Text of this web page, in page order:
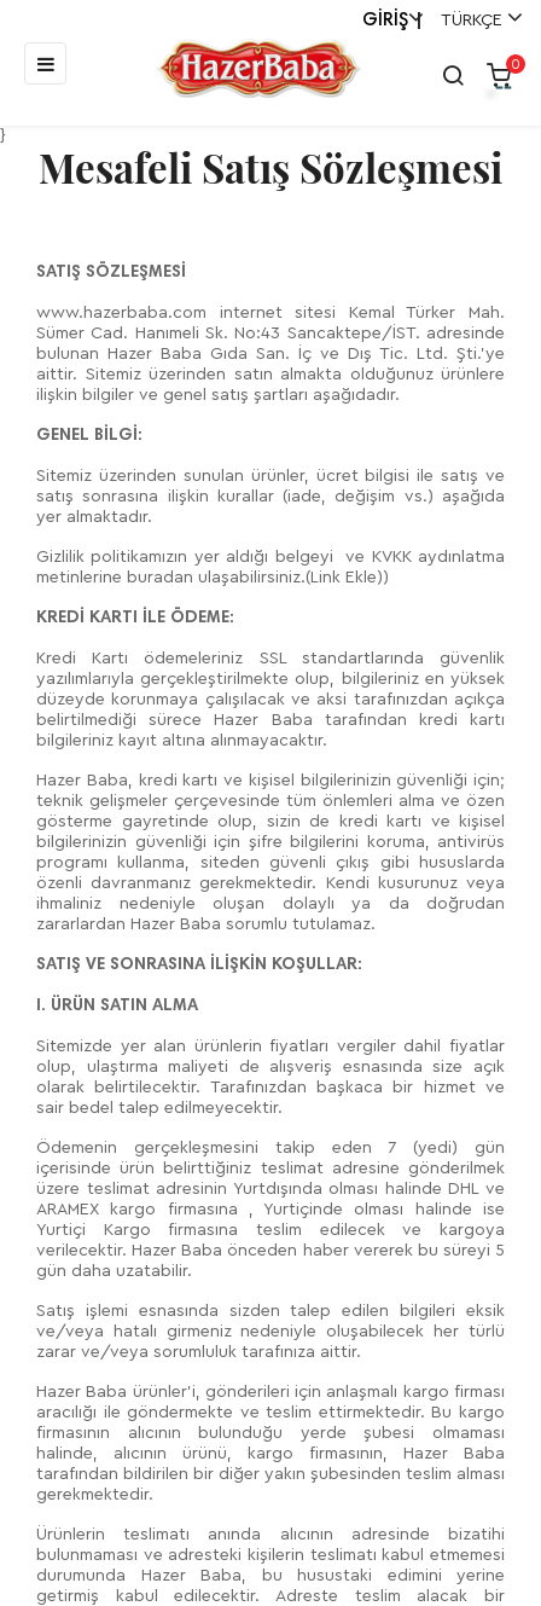
Toggle
navigation
☰
GİRİŞ
0
| TÜRKÇE
}
Mesafeli Satış Sözleşmesi
SATIŞ SÖZLEŞMESİ
www.hazerbaba.com internet sitesi Kemal Türker Mah.
Sümer Cad. Hanımeli Sk. No:43 Sancaktepe/İST. adresinde
bulunan Hazer Baba Gıda San. İç ve Dış Tic. Ltd. Şti.’ye
aittir. Sitemiz üzerinden satın almakta olduğunuz ürünlere
ilişkin bilgiler ve genel satış şartları aşağıdadır.
GENEL BİLGİ:
Sitemiz üzerinden sunulan ürünler, ücret bilgisi ile satış ve
satış sonrasına ilişkin kurallar (iade, değişim vs.) aşağıda
yer almaktadır.
Gizlilik politikamızın yer aldığı belgeyi ve KVKK aydınlatma
metinlerine buradan ulaşabilirsiniz.(Link Ekle))
KREDİ KARTI İLE ÖDEME:
Kredi Kartı ödemeleriniz SSL standartlarında güvenlik
yazılımlarıyla gerçekleştirilmekte olup, bilgileriniz en yüksek
düzeyde korunmaya çalışılacak ve aksi tarafınızdan açıkça
belirtilmediği sürece Hazer Baba tarafından kredi kartı
bilgileriniz kayıt altına alınmayacaktır.
Hazer Baba, kredi kartı ve kişisel bilgilerinizin güvenliği için;
teknik gelişmeler çerçevesinde tüm önlemleri alma ve özen
gösterme gayretinde olup, sizin de kredi kartı ve kişisel
bilgilerinizin güvenliği için şifre bilgilerini koruma, antivirüs
programı kullanma, siteden güvenli çıkış gibi hususlarda
özenli davranmanız gerekmektedir. Kendi kusurunuz veya
ihmaliniz nedeniyle oluşan dolaylı ya da doğrudan
zararlardan Hazer Baba sorumlu tutulamaz.
SATIŞ VE SONRASINA İLİŞKİN KOŞULLAR:
I. ÜRÜN SATIN ALMA
Sitemizde yer alan ürünlerin fiyatları vergiler dahil fiyatlar
olup, ulaştırma maliyeti de alışveriş esnasında size açık
olarak belirtilecektir. Tarafınızdan başkaca bir hizmet ve
sair bedel talep edilmeyecektir.
Ödemenin gerçekleşmesini takip eden 7 (yedi) gün
içerisinde ürün belirttiğiniz teslimat adresine gönderilmek
üzere teslimat adresinin Yurtdışında olması halinde DHL ve
ARAMEX kargo firmasına , Yurtiçinde olması halinde ise
Yurtiçi Kargo firmasına teslim edilecek ve kargoya
verilecektir. Hazer Baba önceden haber vererek bu süreyi 5
gün daha uzatabilir.
Satış işlemi esnasında sizden talep edilen bilgileri eksik
ve/veya hatalı girmeniz nedeniyle oluşabilecek her türlü
zarar ve/veya sorumluluk tarafınıza aittir.
Hazer Baba ürünler'i, gönderileri için anlaşmalı kargo firması
aracılığı ile göndermekte ve teslim ettirmektedir. Bu kargo
firmasının alıcının bulunduğu yerde şubesi olmaması
halinde, alıcının ürünü, kargo firmasının, Hazer Baba
tarafından bildirilen bir diğer yakın şubesinden teslim alması
gerekmektedir.
Ürünlerin teslimatı anında alıcının adresinde bizatihi
bulunmaması ve adresteki kişilerin teslimatı kabul etmemesi
durumunda Hazer Baba, bu husustaki edimini yerine
getirmiş kabul edilecektir. Adreste teslim alacak bir